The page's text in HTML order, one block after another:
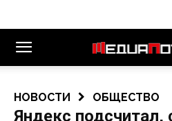
НОВОСТИ ОБЩЕСТВО
Яндекс подсчитал,